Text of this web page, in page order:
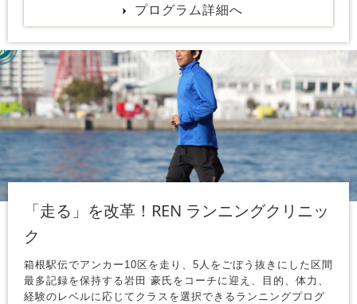
プログラム詳細へ
「走る」を改革！REN ランニングクリニッ
ク
箱根駅伝でアンカー10区を走り、5人をごぼう抜きにした区間
最多記録を保持する岩田 豪氏をコーチに迎え、目的、体力、
経験のレベルに応じてクラスを選択できるランニングプログ